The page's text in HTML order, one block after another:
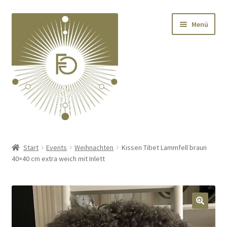
Navigation
springen
springen
Menü
Deko
Textilien
öffnen
Kränze
Start Events Weihnachten
Kissen Tibet Lammfell braun
40×40 cm extra weich mit Inlett